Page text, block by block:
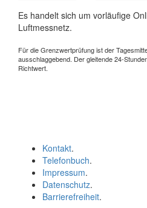
Es handelt sich um vorläufige
Luftmessnetz.
Für die Grenzwertprüfung ist der
ausschlaggebend. Der gleitende 24-
Richtwert.
Kontakt.
Telefonbuch.
Impressum.
Datenschutz.
Barrierefreiheit.